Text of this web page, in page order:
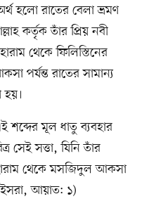
হলো রাতের বেলা ভ্রমণ
কর্তৃক তাঁর প্রিয় নবী
থেকে ফিলিস্তিনের
পর্যন্ত রাতের সামান্য
হয়।
মূল ধাতু ব্যবহার
সেই সত্তা, যিনি তাঁর
থেকে মসজিদুল আকসা
ইসরা, আয়াত: ১)